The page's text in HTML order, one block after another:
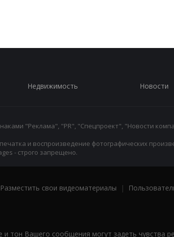
Недвижимость Новости
"Реклама", "PR", "Спецпроект", "Новости
и воспроизведение фотографических
- строго запрещено.
Разместить свои видеоматериалы |
тон Вашего сообщения могут задеть чувства